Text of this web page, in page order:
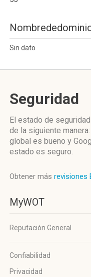
Sin dato
Seguridad
El estado de
de la siguiente
global es bueno y
estado es seguro.
Obtener más revisiones
MyWOT
Reputación General
Confiabilidad
Privacidad